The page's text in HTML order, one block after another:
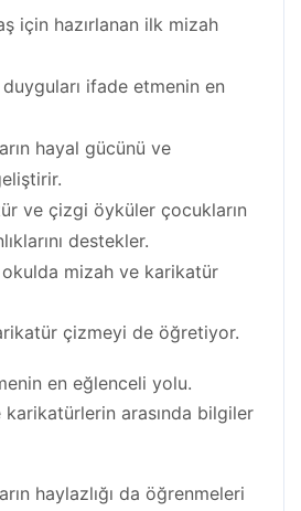
için hazırlanan ilk mizah
ifade etmenin en
hayal gücünü ve
ve çizgi öyküler çocukların
destekler.
mizah ve karikatür
çizmeyi de öğretiyor.
en eğlenceli yolu.
karikatürlerin arasında bilgiler
haylazlığı da öğrenmeleri